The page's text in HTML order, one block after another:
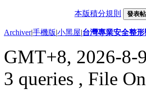
本版積分規則 發表
Archiver|手機版|小黑屋|台灣專業安全整
GMT+8, 2026-8-
3 queries , File